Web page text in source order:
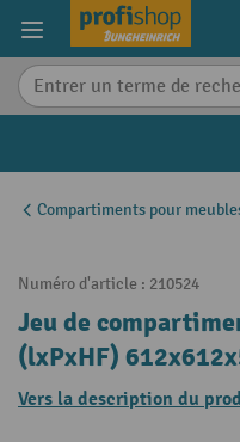
content
Compartiments pour
Numéro d'article : 210524
Jeu de
(lxPxHF)
Vers la description du